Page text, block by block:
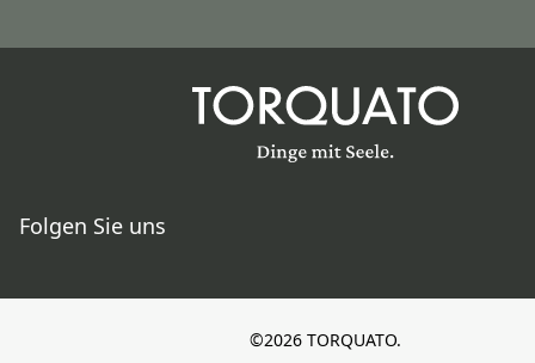
Folgen Sie uns
©2026 TORQUATO.